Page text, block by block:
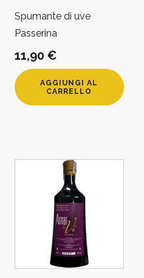
Spumante di uve
Passerina
11,90 €
AGGIUNGI AL
CARRELLO